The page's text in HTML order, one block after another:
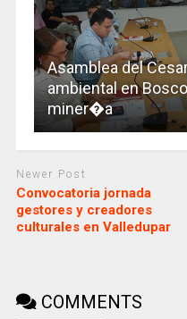
Asamblea del
ambiental en
miner�a
Newer Post
Convocatoria jornada
gestores y creadores
culturales en Valledupar
COMMENTS